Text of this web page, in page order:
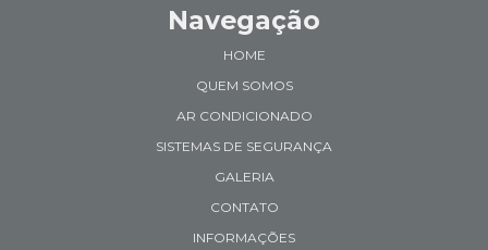
Navegação
HOME
QUEM SOMOS
AR CONDICIONADO
SISTEMAS DE SEGURANÇA
GALERIA
CONTATO
INFORMAÇÕES